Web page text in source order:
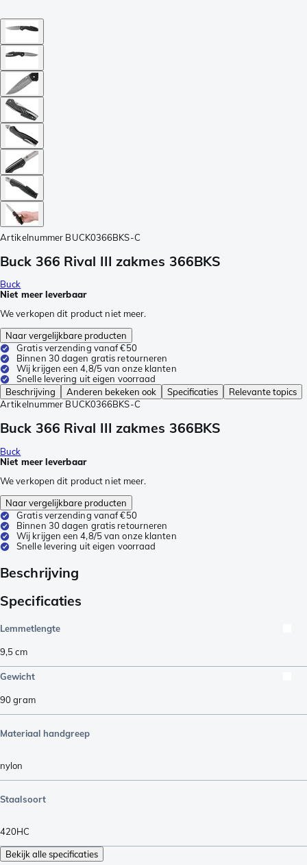
Artikelnummer BUCK0366BKS-C
Buck 366 Rival III zakmes 366BKS
Buck
Niet meer leverbaar
We verkopen dit product niet meer.
Naar vergelijkbare producten
Gratis verzending vanaf €50
Binnen 30 dagen gratis retourneren
Wij krijgen een 4,8/5 van onze klanten
Snelle levering uit eigen voorraad
Beschrijving
Anderen bekeken ook Specificaties
Relevante topics
Artikelnummer BUCK0366BKS-C
Buck 366 Rival III zakmes 366BKS
Buck
Niet meer leverbaar
We verkopen dit product niet meer.
Naar vergelijkbare producten
Gratis verzending vanaf €50
Binnen 30 dagen gratis retourneren
Wij krijgen een 4,8/5 van onze klanten
Snelle levering uit eigen voorraad
Beschrijving
Specificaties
Lemmetlengte
9,5cm
Gewicht
90gram
Materiaal handgreep
nylon
Staalsoort
420HC
Bekijk alle specificaties